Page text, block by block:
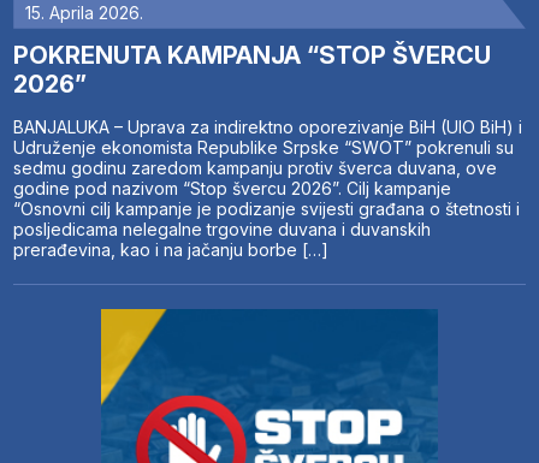
15. Aprila 2026.
POKRENUTA KAMPANJA “STOP ŠVERCU
2026”
BANJALUKA – Uprava za indirektno oporezivanje BiH (UIO BiH) i
Udruženje ekonomista Republike Srpske “SWOT” pokrenuli su
sedmu godinu zaredom kampanju protiv šverca duvana, ove
godine pod nazivom “Stop švercu 2026”. Cilj kampanje
“Osnovni cilj kampanje je podizanje svijesti građana o štetnosti i
posljedicama nelegalne trgovine duvana i duvanskih
prerađevina, kao i na jačanju borbe […]